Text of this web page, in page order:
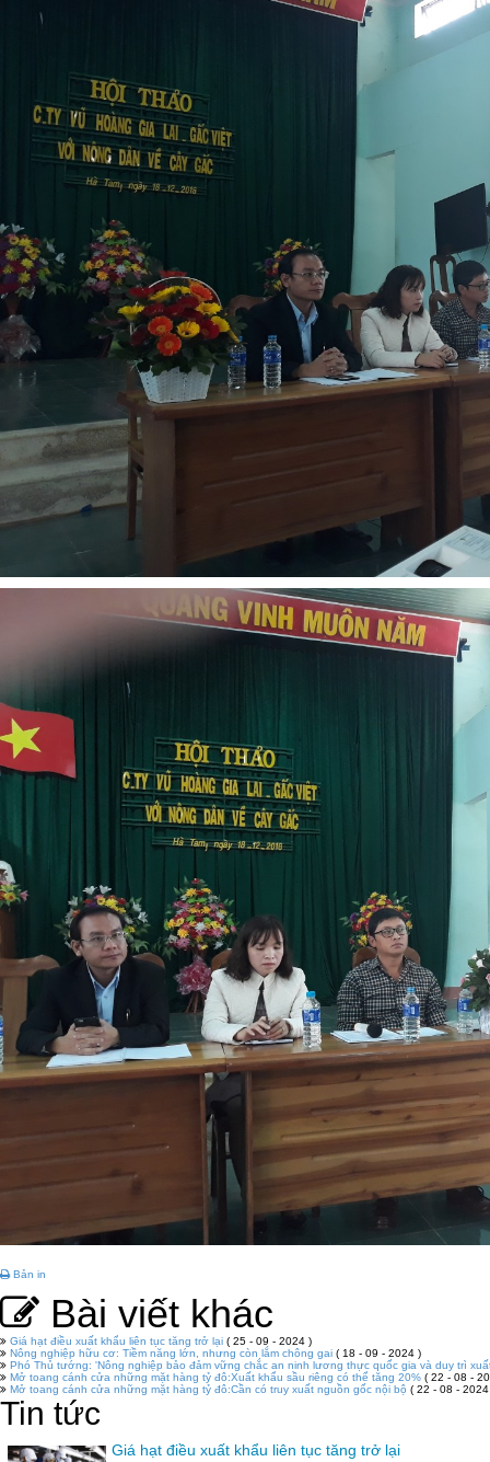
Bản in
Bài viết khác
Giá hạt điều xuất khẩu liên tục tăng trở lại ( 25 - 09 - 2024 )
Nông nghiệp hữu cơ: Tiềm năng lớn, nhưng còn lắm chông gai ( 18 - 09 - 2024 )
Phó Thủ tướng: 'Nông nghiệp bảo đảm vững chắc an ninh lương thực quốc gia và duy trì
Mở toang cánh cửa những mặt hàng tỷ đô:Xuất khẩu sầu riêng có thể tăng 20% ( 22 - 08 -
Mở toang cánh cửa những mặt hàng tỷ đô:Cần có truy xuất nguồn gốc nội bộ ( 22 - 08 - 2024
Tin tức
Giá hạt điều xuất khẩu liên tục tăng trở lại